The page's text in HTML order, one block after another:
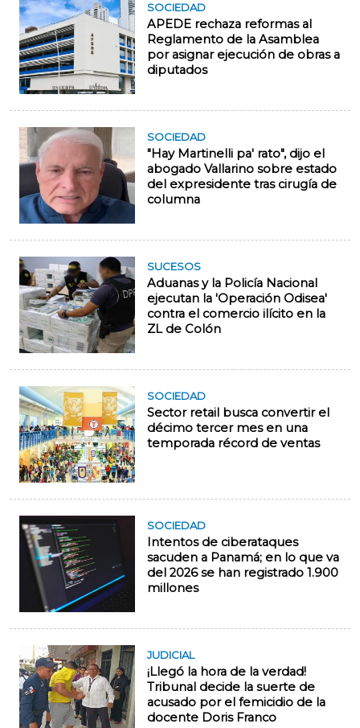
SOCIEDAD
APEDE rechaza reformas al
Reglamento de la Asamblea
por asignar ejecución de obras a
diputados
SOCIEDAD
"Hay Martinelli pa' rato", dijo el
abogado Vallarino sobre estado
del expresidente tras cirugía de
columna
SUCESOS
Aduanas y la Policía Nacional
ejecutan la 'Operación Odisea'
contra el comercio ilícito en la
ZL de Colón
SOCIEDAD
Sector retail busca convertir el
décimo tercer mes en una
temporada récord de ventas
SOCIEDAD
Intentos de ciberataques
sacuden a Panamá; en lo que va
del 2026 se han registrado 1.900
millones
JUDICIAL
¡Llegó la hora de la verdad!
Tribunal decide la suerte de
acusado por el femicidio de la
docente Doris Franco